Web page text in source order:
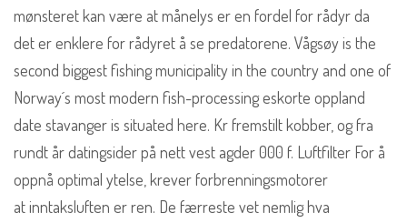
mønsteret kan være at månelys er en fordel for rådyr da
det er enklere for rådyret å se predatorene. Vågsøy is the
second biggest fishing municipality in the country and one of
Norway´s most modern fish-processing eskorte oppland
date stavanger is situated here. Kr fremstilt kobber, og fra
rundt år datingsider på nett vest agder 000 f. Luftfilter For å
oppnå optimal ytelse, krever forbrenningsmotorer
at inntaksluften er ren. De færreste vet nemlig hva